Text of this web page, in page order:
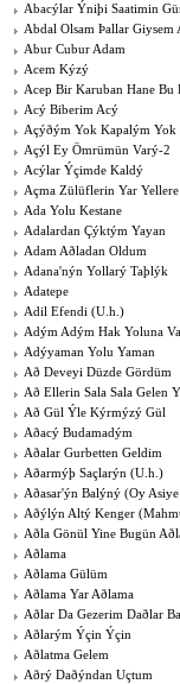
Abacýlar Ýniþi Saatimin
Abdal Olsam Þallar Giysem
Abur Cubur Adam
Acem Kýzý
Acep Bir Karuban Hane Bu
Acý Biberim Acý
Açýðým Yok Kapalým Yok
Açýl Ey Ömrümün Varý-2
Acýlar Ýçimde Kaldý
Açma Zülüflerin Yar
Ada Yolu Kestane
Adalardan Çýktým Yayan
Adam Aðladan Oldum
Adana'nýn Yollarý Taþlýk
Adatepe
Adil Efendi (U.h.)
Adým Adým Hak Yoluna
Adýyaman Yolu Yaman
Að Deveyi Düzde Gördüm
Að Ellerin Sala Sala Gelen
Að Gül Ýle Kýrmýzý Gül
Aðacý Budamadým
Aðalar Gurbetten Geldim
Aðarmýþ Saçlarýn (U.h.)
Aðasar'ýn Balýný (Oy
Aðýlýn Altý Kenger
Aðla Gönül Yine Bugün
Aðlama
Aðlama Gülüm
Aðlama Yar Aðlama
Aðlar Da Gezerim Daðlar
Aðlarým Ýçin Ýçin
Aðlatma Gelem
Aðrý Daðýndan Uçtum